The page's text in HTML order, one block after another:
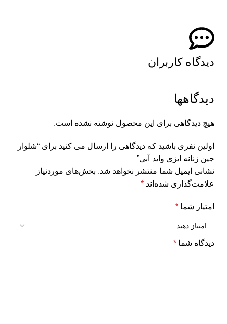
دیدگاه کاربران
دیدگاهها
هیچ دیدگاهی برای این محصول نوشته نشده است.
اولین نفری باشید که دیدگاهی را ارسال می کنید برای “شلوار
جین زنانه ایزی واید آبی”
نشانی ایمیل شما منتشر نخواهد شد. بخش‌های موردنیاز
علامت‌گذاری شده‌اند *
امتیاز شما *
دیدگاه شما *